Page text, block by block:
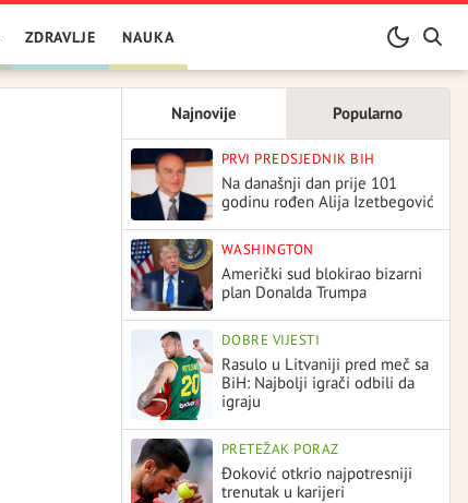
ZDRAVLJE NAUKA
Najnovije Popularno
PRVI PREDSJEDNIK BIH
Na današnji dan prije 101
godinu rođen Alija Izetbegović
WASHINGTON
Američki sud blokirao bizarni
plan Donalda Trumpa
DOBRE VIJESTI
Rasulo u Litvaniji pred meč sa
BiH: Najbolji igrači odbili da
igraju
PRETEŽAK PORAZ
Đoković otkrio najpotresniji
trenutak u karijeri